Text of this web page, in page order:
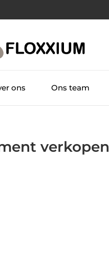
ons Ons team
verkopen